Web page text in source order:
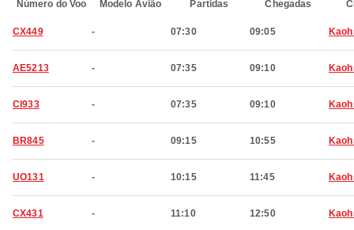
Número do Voo Modelo Avião Partidas Chegadas
CX449 - 07:30 09:05
AE5213 - 07:35 09:10
CI933 - 07:35 09:10
BR845 - 09:15 10:55
UO131 - 10:15 11:45
CX431 - 11:10 12:50